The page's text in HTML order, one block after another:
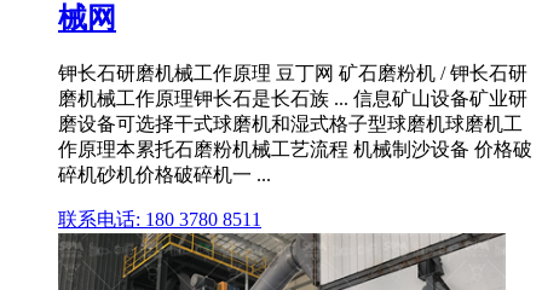
械网
钾长石研磨机械工作原理 豆丁网 矿石磨粉机 / 钾长石研
磨机械工作原理钾长石是长石族 ... 信息矿山设备矿业研
磨设备可选择干式球磨机和湿式格子型球磨机球磨机工
作原理本累托石磨粉机械工艺流程 机械制沙设备 价格破
碎机砂机价格破碎机一 ...
联系电话: 180 3780 8511